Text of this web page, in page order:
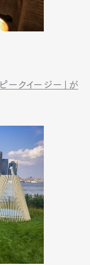
ークイージー」が